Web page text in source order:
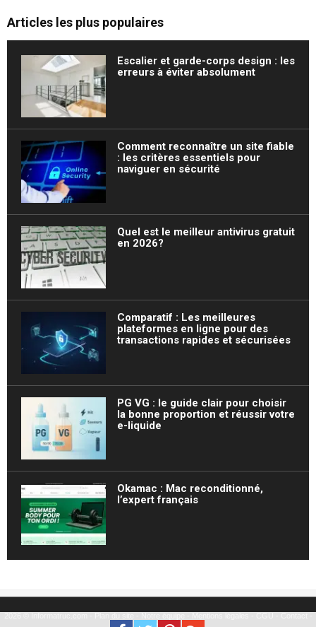
Articles les plus populaires
Escalier et garde-corps design : les
erreurs à éviter absolument
Comment reconnaître un site fiable
: les critères essentiels pour
naviguer en sécurité
Quel est le meilleur antivirus gratuit
en 2026?
Comparatif : Les meilleures
plateformes en ligne pour des
transactions rapides et sécurisées
PG VG : le guide clair pour choisir
la bonne proportion et réussir votre
e-liquide
Okamac : Mac reconditionné,
l’expert français
Partenariat